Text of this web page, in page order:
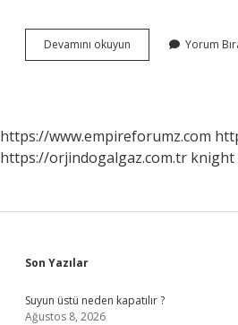
Devamını okuyun
Ismi
Yorum
https://www.empireforumz.com
https://orjindogalgaz.com.tr knight
Sidebar
Son Yazılar
Suyun üstü neden kapatılır ?
Ağustos 8, 2026